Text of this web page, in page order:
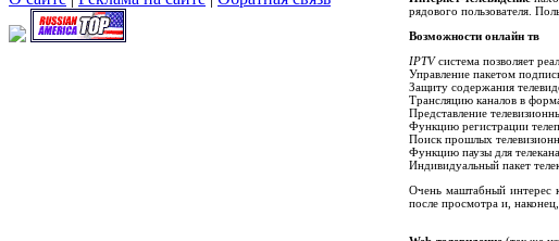
рядового пользователя.
Возможности онлайн тв
IPTVсистема позволяет
Управление пакетом
Защиту содержания
Трансляцию каналов в
Представление
Функцию регистрации
Поиск прошлых
Функцию паузы для
Индивидуальный пакет
Очень маштабный интерес
после просмотра и,